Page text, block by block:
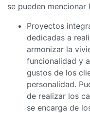
se pueden mencionar
Proyectos
dedicadas a
armonizar la
funcionalidad y
gustos de los
personalidad.
de realizar los
se encarga de